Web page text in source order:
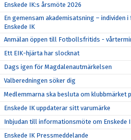
Enskede IK:s årsmöte 2026
En gemensam akademisatsning – individen i
Enskede IK
Anmälan öppen till Fotbollsfritids -
Ett EIK-hjärta har slocknat
Dags igen för Magdalenautmärkelsen
Valberedningen söker dig
Medlemmarna ska besluta om klubbmärket
Enskede IK uppdaterar sitt varumärke
Inbjudan till informationsmöte om Enskede
Enskede IK Pressmeddelande